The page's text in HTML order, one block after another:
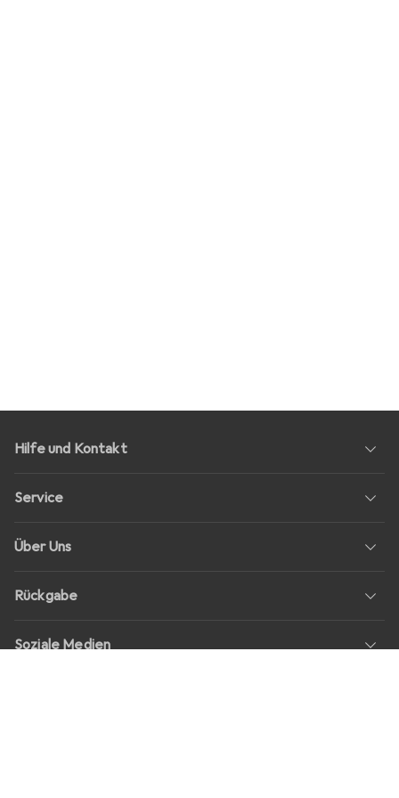
Hilfe und Kontakt
Service
Über Uns
Rückgabe
Soziale Medien